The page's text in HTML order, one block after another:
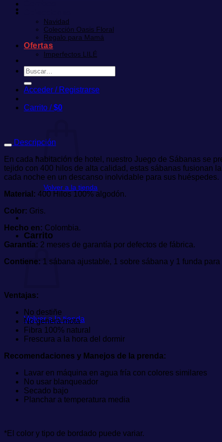
Navidad
Colección Oasis Floral
Regalo para Mamá
Ofertas
Imperfectos LILÉ
Buscar
por:
Acceder / Registrarse
Carrito /$0
Volver a la tienda
Carrito
Volver a la tienda
Descripción
En cada habitación de hotel, nuestro Juego de Sábanas se
tejido con 400 hilos de alta calidad, estas sábanas fusionan
cada noche en un descanso inolvidable para sus huéspedes.
Material: 400 Hilos 100% algodón.
Color: Gris.
Hecho en: Colombia.
Garantía: 2 meses de garantía por defectos de fábrica.
Contiene: 1 sábana ajustable, 1 sobre sábana y 1 funda
Ventajas:
No destiñe
No genera mota
Fibra 100% natural
Frescura a la hora del dormir
Recomendaciones y Manejos de la prenda:
Lavar en máquina en agua fría con colores similares
No usar blanqueador
Secado bajo
Planchar a temperatura media
*El color y tipo de bordado puede variar.